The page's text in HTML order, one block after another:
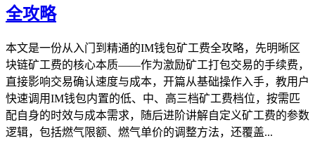
全攻略
本文是一份从入门到精通的IM钱包矿工费全攻略，先明晰区
块链矿工费的核心本质——作为激励矿工打包交易的手续费，
直接影响交易确认速度与成本，开篇从基础操作入手，教用户
快速调用IM钱包内置的低、中、高三档矿工费档位，按需匹
配自身的时效与成本需求，随后进阶讲解自定义矿工费的参数
逻辑，包括燃气限额、燃气单价的调整方法，还覆盖...